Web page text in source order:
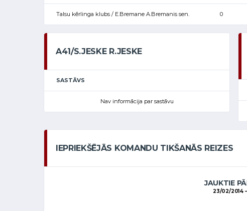
Talsu kērlinga klubs / E.Bremane A.Bremanis sen. 0
A41/S.JESKE R.JESKE
SASTĀVS
Nav informācija par sastāvu
IEPRIEKŠĒJĀS KOMANDU TIKŠANĀS REIZES
JAUKTIE
23/02/2014